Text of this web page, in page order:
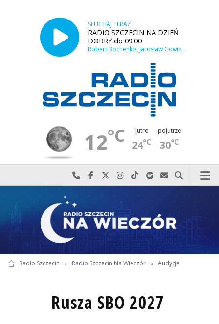
SŁUCHAJ TERAZ
RADIO SZCZECIN NA DZIEŃ
DOBRY do 09:00
Robert Bochenko, Jarosław Gowin
12°C jutro
24°C
pojutrze
30°C
Najlepiej po prostu do nas zadzwoń
Odwiedź nas na Facebook-u
Odwiedź nas na X
Odwiedź nas na Instagram-ie
Odwiedź nas na TikTok-u
Szukaj nas na Spotify
Wyślij do nas
Szukaj
Radio Szczecin » Radio Szczecin Na Wieczór » Audycje
Rusza SBO 2027